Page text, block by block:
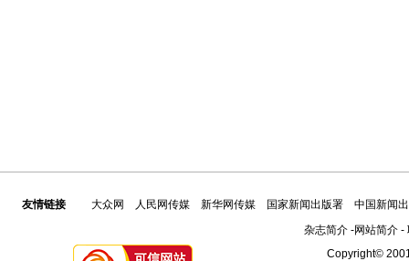
友情链接 大众网 人民网传媒 新华网传媒 国家新闻出版署
中国新闻
杂志简介-网站简介-
Copyright©